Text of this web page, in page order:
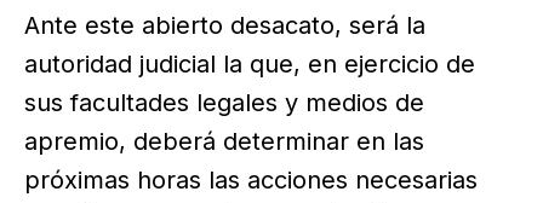
Ante este abierto desacato, será la
autoridad judicial la que, en ejercicio de
sus facultades legales y medios de
apremio, deberá determinar en las
próximas horas las acciones necesarias